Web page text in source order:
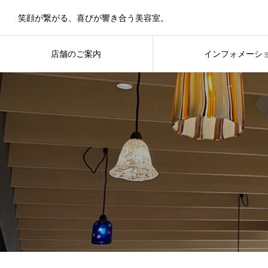
店舗のご案内 インフォメーシ
笑顔が繋がる、喜びが響き合う美容室。